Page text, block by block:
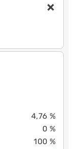
4,76 %
0 %
100 %